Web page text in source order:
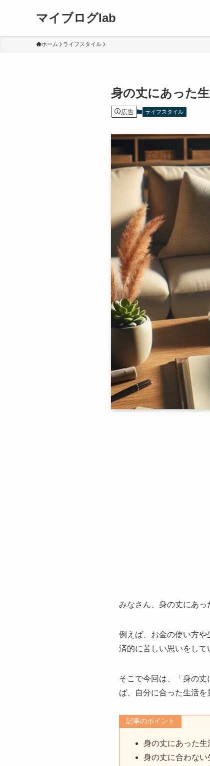
マイブログlab
ホーム ライフスタイル
身の丈にあった
広告 ライフスタイル
みなさん、身の丈にあっ
例えば、お金の使い方
済的に苦しい思いをして
そこで今回は、「身の
ば、自分に合った生活を
記事のポイント
身の丈にあった
身の丈に合わない